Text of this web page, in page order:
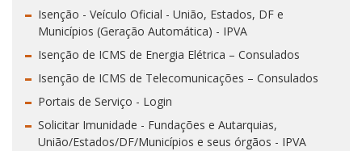
Isenção - Veículo Oficial - União, Estados, DF e
Municípios (Geração Automática) - IPVA
Isenção de ICMS de Energia Elétrica – Consulados
Isenção de ICMS de Telecomunicações – Consulados
Portais de Serviço - Login
Solicitar Imunidade - Fundações e Autarquias,
União/Estados/DF/Municípios e seus órgãos - IPVA